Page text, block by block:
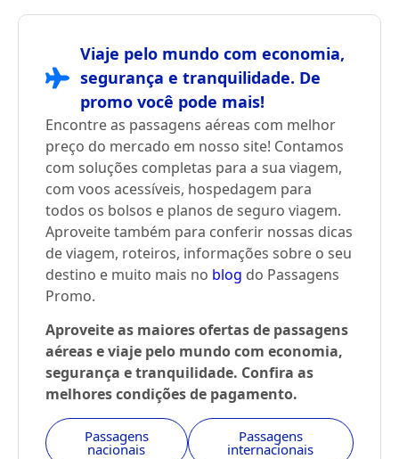
Viaje pelo mundo com economia,
segurança e tranquilidade. De
promo você pode mais!
Encontre as passagens aéreas com melhor
preço do mercado em nosso site! Contamos
com soluções completas para a sua viagem,
com voos acessíveis, hospedagem para
todos os bolsos e planos de seguro viagem.
Aproveite também para conferir nossas dicas
de viagem, roteiros, informações sobre o seu
destino e muito mais no blog do Passagens
Promo.
Aproveite as maiores ofertas de passagens
aéreas e viaje pelo mundo com economia,
segurança e tranquilidade. Confira as
melhores condições de pagamento.
Passagens
nacionais
Passagens
internacionais